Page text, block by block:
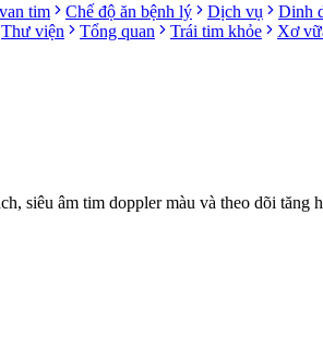
tim Chế độ ăn bệnh lý Dịch vụ Dinh
Thư viện Tổng quan Trái tim khỏe
Xơ
siêu âm tim doppler màu và theo dõi tăng